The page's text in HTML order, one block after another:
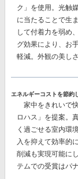
ク」 を使用。光触
に当たることで生
して付着力を弱め
グ効果により、 お
軽減。 外観の美し
エネルギーコストを節約
家中をきれいで
ロハス」 を提案。
く過ごせる室内環
入を抑えて効率的
削減も実現可能にし
テムでの受賞はパ